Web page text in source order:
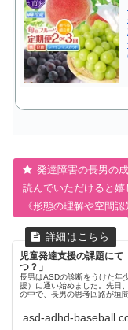
発達障害の長男の
読んでいただけると嬉
《形態の理解や空間認
児童発達支援の課題に
つ？」
長男はASDの診断をうけた年
援）に通い始めました。先日
の中で、長男の思考回路が垣
asd-adhd-